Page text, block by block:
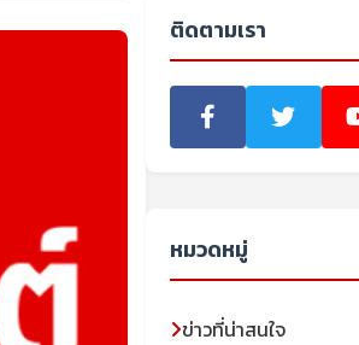
ติดตามเรา
หมวดหมู่
ข่าวที่น่าสนใจ